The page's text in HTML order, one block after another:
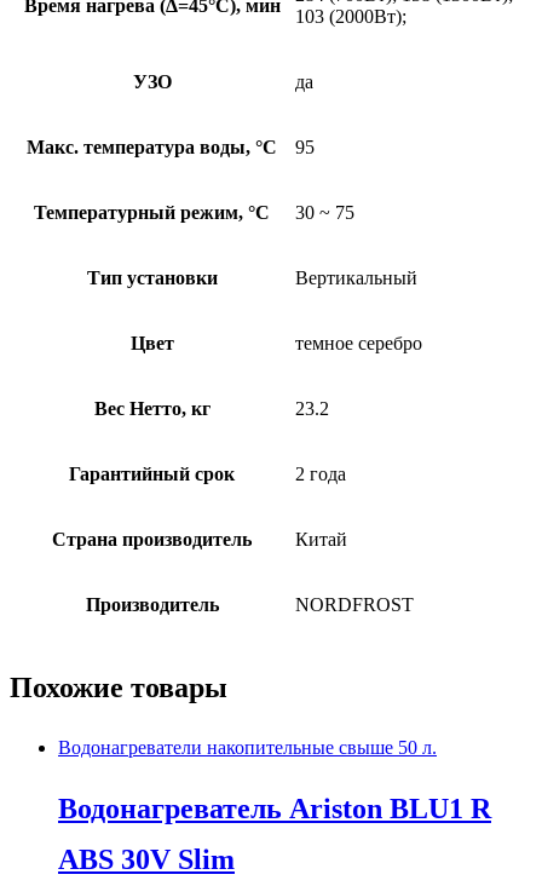
Время нагрева (Δ=45°C), мин
103 (2000Вт);
УЗО да
Макс. температура воды, °C 95
Температурный режим, °С 30 ~ 75
Тип установки Вертикальный
Цвет темное серебро
Вес Нетто, кг 23.2
Гарантийный срок 2 года
Страна производитель Китай
Производитель NORDFROST
Похожие товары
Водонагреватели накопительные свыше 50 л.
Водонагреватель Ariston BLU1 R
ABS 30V Slim